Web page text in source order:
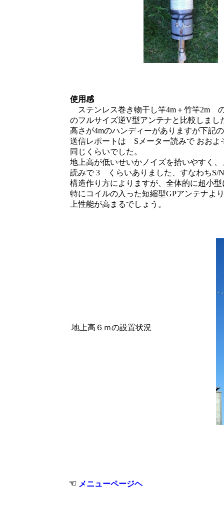
使用感
ステンレス巻き物干し竿4m＋竹竿2m
のフルサイズ逆V型アンテナと比較しまし
高さが4mのハンディーがありますが下記
送信レポートは Sメーター読みで おおよ
同じくらいでした。
地上高が低いせいかノイズを拾いやすく
読みで 3 くらいありました、すなわちS/
構造作り方によりますが、全体的に超小
特にコイルの入った短縮型GPアンテナよ
上性能が高まるでしょう。
地上高６ｍの設置状況
☜ メニューページヘ